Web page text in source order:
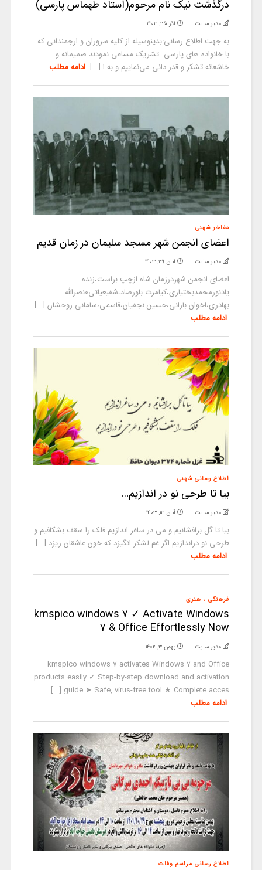
درگذشت نیک نام مرحوم(استاد طهماس پارسی)
مدیر سایت آذر ۲۵, ۱۴۰۳
به جهت اطلاع رسانی:بدینوسیله از کلیه سروران و ارجمندانی که
با خانواده های پارسی تشریک مساعی نمودند صمیمانه و
خاشعانه تشکر و قدر دانی می‌نماییم و به ا [...] ادامه مطلب
مفاخر شهنی
اعضای انجمن شهر مسجد سلیمان در زمان قدیم
مدیر سایت آبان ۲۹, ۱۴۰۳
اعضای انجمن شهردرزمان شاه ازچپ براست،زنده
یادنورمحمدبختیاری،کیامرث باورصاد،شفیعیاتی۰نصرالله
بهادری،اخوان بارانی،حسین نجفیان،قاسمی،سامانی روحشان [...]
ادامه مطلب
اطلاع رسانی شهنی
بیا تا طرحی نو در اندازیم…
مدیر سایت آبان ۱۳, ۱۴۰۳
بیا تا گل برافشانیم و می در ساغر اندازیم فلک را سقف بشکافیم و
طرحی نو دراندازیم اگر غم لشکر انگیزد که خون عاشقان ریزد [...]
ادامه مطلب
فرهنگی ، هنری
kmspico windows 7 ✓ Activate Windows
7 & Office Effortlessly Now
مدیر سایت بهمن ۳, ۱۴۰۲
kmspico windows 7 activates Windows 7 and Office
products easily ✓ Step-by-step download and activation
guide ➤ Safe, virus-free tool ★ Complete acces [...]
ادامه مطلب
اطلاع رسانی مراسم وفات